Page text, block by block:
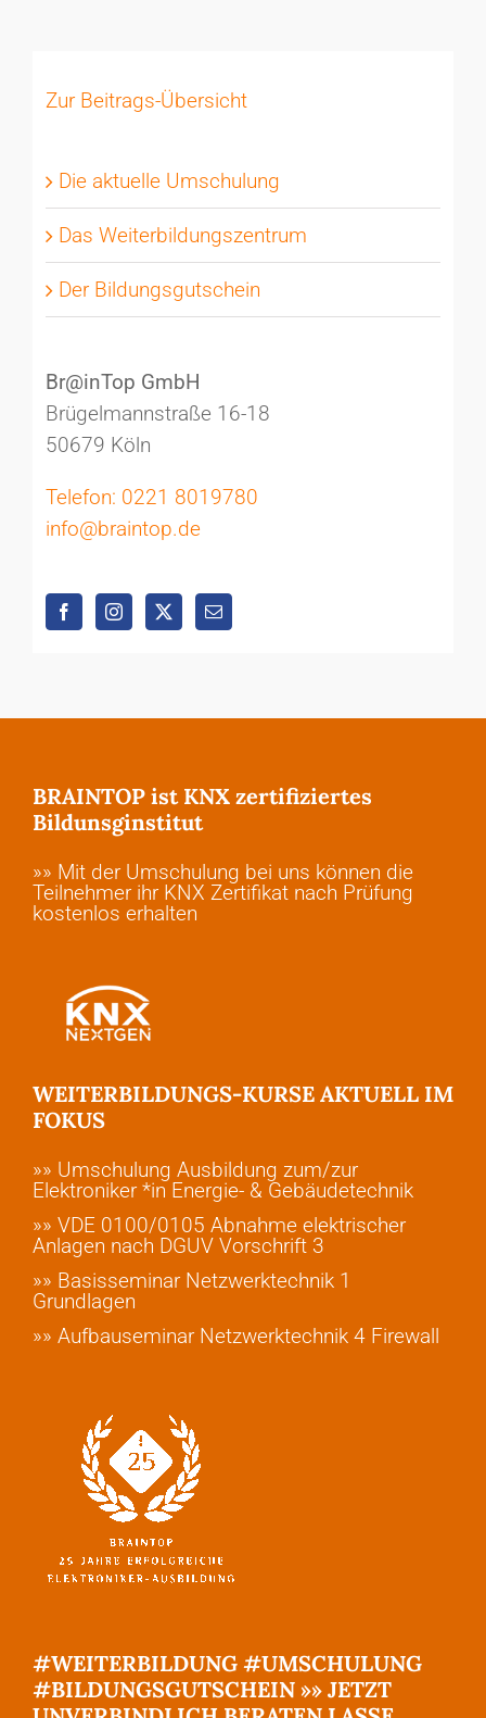
Zur Beitrags-Übersicht
Die aktuelle Umschulung
Das Weiterbildungszentrum
Der Bildungsgutschein
Br@inTop GmbH
Brügelmannstraße 16-18
50679 Köln
Telefon: 0221 8019780
info@braintop.de
BRAINTOP ist KNX zertifiziertes
Bildunsginstitut
»» Mit der Umschulung bei uns können die
Teilnehmer ihr KNX Zertifikat nach Prüfung
kostenlos erhalten
WEITERBILDUNGS-KURSE AKTUELL IM
FOKUS
»» Umschulung Ausbildung zum/zur
Elektroniker *in Energie- & Gebäudetechnik
»» VDE 0100/0105 Abnahme elektrischer
Anlagen nach DGUV Vorschrift 3
»» Basisseminar Netzwerktechnik 1
Grundlagen
»» Aufbauseminar Netzwerktechnik 4 Firewall
#WEITERBILDUNG #UMSCHULUNG
#BILDUNGSGUTSCHEIN »» JETZT